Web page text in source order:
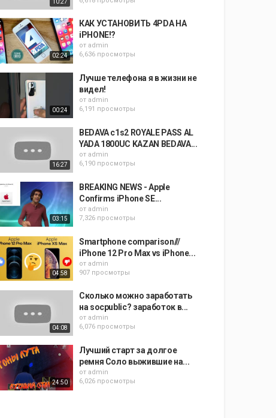
02:24
КАК УСТАНОВИТЬ 4PDA НА
iPHONE!?
от admin
6,636 просмотры
00:24
Лучше телефона я в жизни не
видел!
от admin
6,191 просмотры
16:27
BEDAVA c1s2 ROYALE PASS AL
YADA 1800UC KAZAN BEDAVA...
от admin
6,190 просмотры
03:15
BREAKING NEWS - Apple
Confirms iPhone SE...
от admin
7,326 просмотры
04:58
Smartphone comparison///
iPhone 12 Pro Max vs iPhone...
от admin
907 просмотры
04:08
Сколько можно заработать
на socpublic? заработок в...
от admin
6,076 просмотры
24:50
Лучший старт за долгое
ремня Соло выжившие на...
от admin
6,026 просмотры